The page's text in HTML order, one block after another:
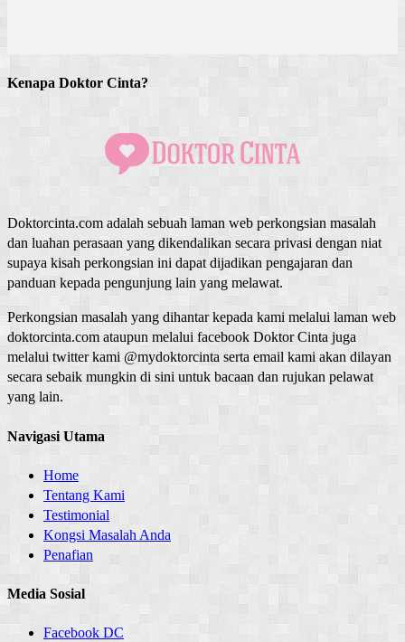
Kenapa Doktor Cinta?
Doktorcinta.com adalah sebuah laman web perkongsian masalah
dan luahan perasaan yang dikendalikan secara privasi dengan niat
supaya kisah perkongsian ini dapat dijadikan pengajaran dan
panduan kepada pengunjung lain yang melawat.
Perkongsian masalah yang dihantar kepada kami melalui laman web
doktorcinta.com ataupun melalui facebook Doktor Cinta juga
melalui twitter kami @mydoktorcinta serta email kami akan dilayan
secara sebaik mungkin di sini untuk bacaan dan rujukan pelawat
yang lain.
Navigasi Utama
Home
Tentang Kami
Testimonial
Kongsi Masalah Anda
Penafian
Media Sosial
Facebook DC